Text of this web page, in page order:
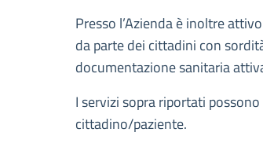
Presso l’Azienda è inoltre
da parte dei cittadini con
documentazione sanitaria
I servizi sopra riportati
cittadino/paziente.